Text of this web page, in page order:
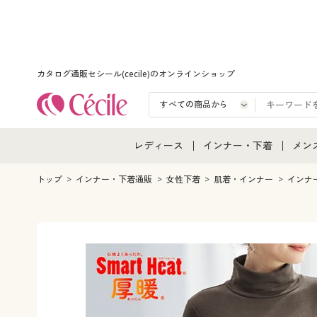
カタログ通販セシール(cecile)のオンラインショップ
レディース
レディース通販すべて
女性下着
インナー・下着
インナー・下着通販すべ
メンズ下着
ジュニア・ティーンズ下
メン
メン
メン
トップ インナー・下着通販 女性下着 肌着・インナー インナ